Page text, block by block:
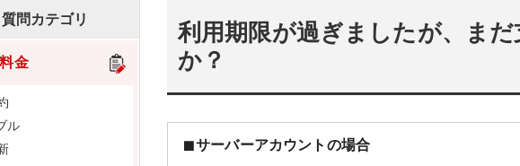
利用期限が過ぎましたが、ま
か？
サーバーアカウントの場合
問カテゴリ
金
ル